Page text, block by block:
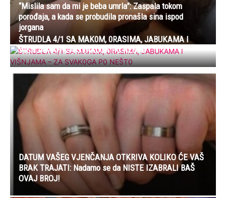
“Mislila sam da mi je beba umrla”: Zaspala tokom
porođaja, a kada se probudila pronašla sina ispod
jorgana
ŠTRUDLA 4/1 SA MAK0M, 0RASIMA, JABUKAMA I
VIŠNJAMA – ZA SVAK0GA P0 NEŠT0
DATUM VAŠEG VJENČANJA OTKRIVA KOLIKO ĆE VAŠ
BRAK TRAJATI: Nadamo se da NISTE IZABRALI BAŠ
OVAJ BROJ!